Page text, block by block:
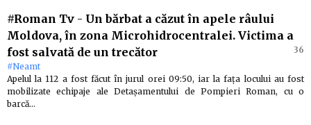
#Roman Tv - Un bărbat a căzut în apele râului
Moldova, în zona Microhidrocentralei. Victima a
fost salvată de un trecător
36
#Neamt
Apelul la 112 a fost făcut în jurul orei 09:50, iar la fața locului au fost
mobilizate echipaje ale Detașamentului de Pompieri Roman, cu o
barcă…